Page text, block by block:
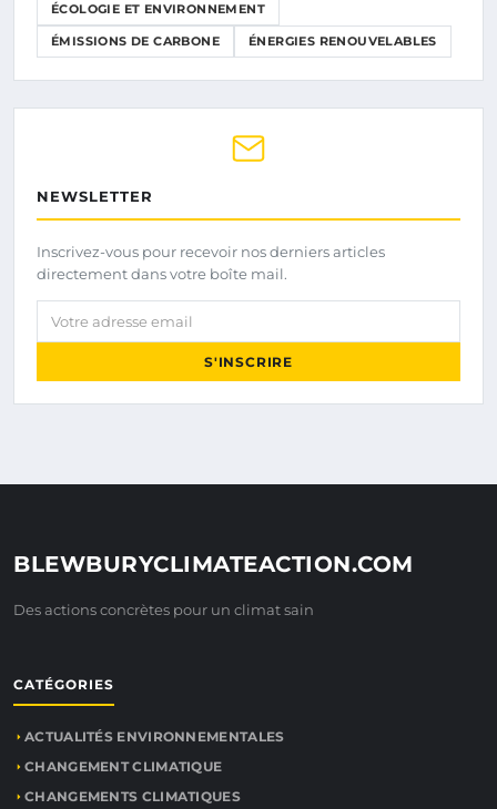
ÉCOLOGIE ET ENVIRONNEMENT
ÉMISSIONS DE CARBONE ÉNERGIES RENOUVELABLES
NEWSLETTER
Inscrivez-vous pour recevoir nos derniers articles
directement dans votre boîte mail.
Votre adresse email
S'INSCRIRE
BLEWBURYCLIMATEACTION.COM
Des actions concrètes pour un climat sain
CATÉGORIES
ACTUALITÉS ENVIRONNEMENTALES
CHANGEMENT CLIMATIQUE
CHANGEMENTS CLIMATIQUES